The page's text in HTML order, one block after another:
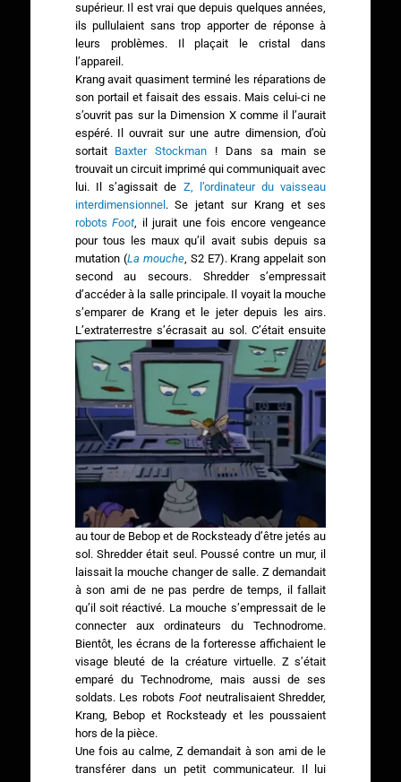
supérieur. Il est vrai que depuis quelques années,
ils pullulaient sans trop apporter de réponse à
leurs problèmes. Il plaçait le cristal dans
l’appareil.
Krang avait quasiment terminé les réparations de
son portail et faisait des essais. Mais celui-ci ne
s’ouvrit pas sur la Dimension X comme il l’aurait
espéré. Il ouvrait sur une autre dimension, d’où
sortait Baxter Stockman ! Dans sa main se
trouvait un circuit imprimé qui communiquait avec
lui. Il s’agissait de Z, l’ordinateur du vaisseau
interdimensionnel . Se jetant sur Krang et ses
robotsFoot, il jurait une fois encore vengeance
pour tous les maux qu’il avait subis depuis sa
mutation (La mouche, S2 E7). Krang appelait son
second au secours. Shredder s’empressait
d’accéder à la salle principale. Il voyait la mouche
s’emparer de Krang et le jeter depuis les airs.
L’extraterrestre s’écrasait au sol.C’était ensuite
au tour de Bebop et de Rocksteady d’être jetés au
sol. Shredder était seul. Poussé contre un mur, il
laissait la mouche changer de salle. Z demandait
à son ami de ne pas perdre de temps, il fallait
qu’il soit réactivé. La mouche s’empressait de le
connecter aux ordinateurs du Technodrome.
Bientôt, les écrans de la forteresse affichaient le
visage bleuté de la créature virtuelle. Z s’était
emparé du Technodrome, mais aussi de ses
soldats. Les robots Foot neutralisaient Shredder,
Krang, Bebop et Rocksteady et les poussaient
hors de la pièce.
Une fois au calme, Z demandait à son ami de le
transférer dans un petit communicateur. Il lui